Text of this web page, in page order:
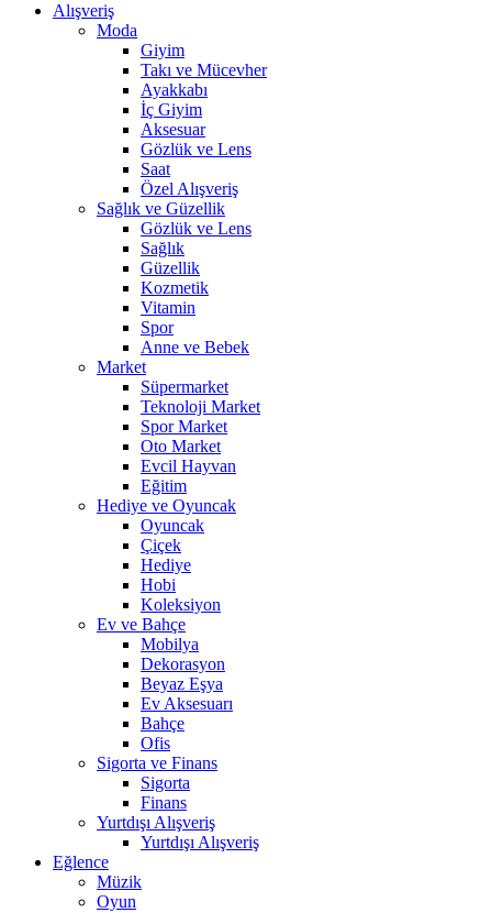
Alışveriş
Moda
Giyim
Takı ve Mücevher
Ayakkabı
İç Giyim
Aksesuar
Gözlük ve Lens
Saat
Özel Alışveriş
Sağlık ve Güzellik
Gözlük ve Lens
Sağlık
Güzellik
Kozmetik
Vitamin
Spor
Anne ve Bebek
Market
Süpermarket
Teknoloji Market
Spor Market
Oto Market
Evcil Hayvan
Eğitim
Hediye ve Oyuncak
Oyuncak
Çiçek
Hediye
Hobi
Koleksiyon
Ev ve Bahçe
Mobilya
Dekorasyon
Beyaz Eşya
Ev Aksesuarı
Bahçe
Ofis
Sigorta ve Finans
Sigorta
Finans
Yurtdışı Alışveriş
Yurtdışı Alışveriş
Eğlence
Müzik
Oyun